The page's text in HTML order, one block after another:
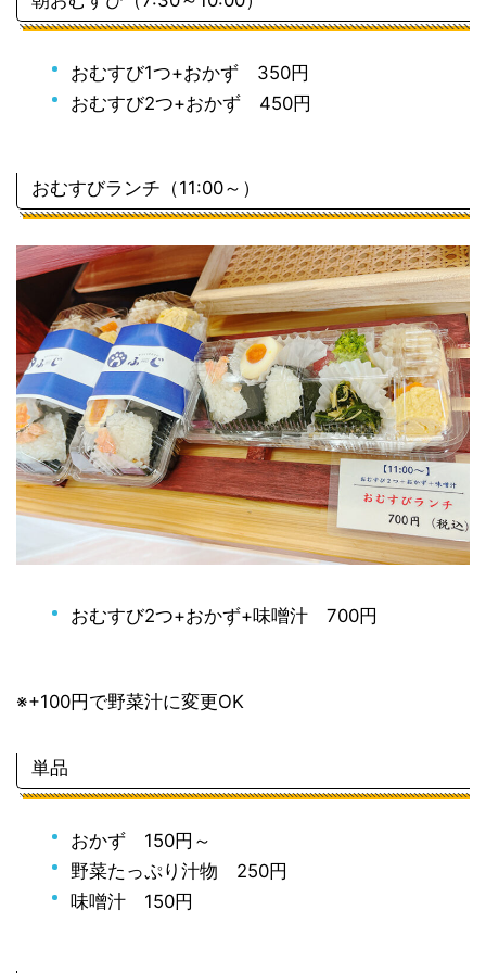
おむすび1つ+おかず 350円
おむすび2つ+おかず 450円
おむすびランチ（11:00～）
おむすび2つ+おかず+味噌汁 700円
※+100円で野菜汁に変更OK
単品
おかず 150円～
野菜たっぷり汁物 250円
味噌汁 150円